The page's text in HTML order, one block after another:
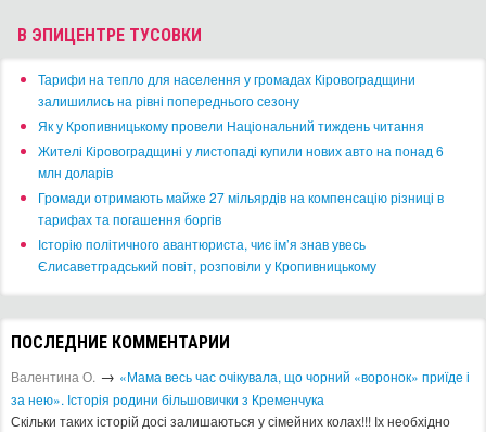
В ЭПИЦЕНТРЕ ТУСОВКИ
​Тарифи на тепло для населення у громадах Кіровоградщини
залишились на рівні попереднього сезону
​Як у Кропивницькому провели Національний тиждень читання
​Жителі Кіровоградщині у листопаді купили нових авто на понад 6
млн доларів
​Громади отримають майже 27 мільярдів на компенсацію різниці в
тарифах та погашення боргів
Історію політичного авантюриста, чиє ім’я знав увесь
Єлисаветградський повіт, розповіли у Кропивницькому
ПОСЛЕДНИЕ КОММЕНТАРИИ
Валентина О. → «Мама весь час очікувала, що чорний «воронок» приїде і
за нею». Історія родини більшовички з Кременчука
Скільки таких історій досі залишаються у сімейних колах!!! Іх необхідно